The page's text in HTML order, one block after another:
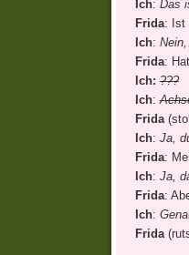
Ich: Das
Frida: Ist
Ich:
Frida:
Ich: ???
Ich:
Frida
Ich: Ja,
Frida:
Ich: Ja,
Frida:
Ich:
Frida